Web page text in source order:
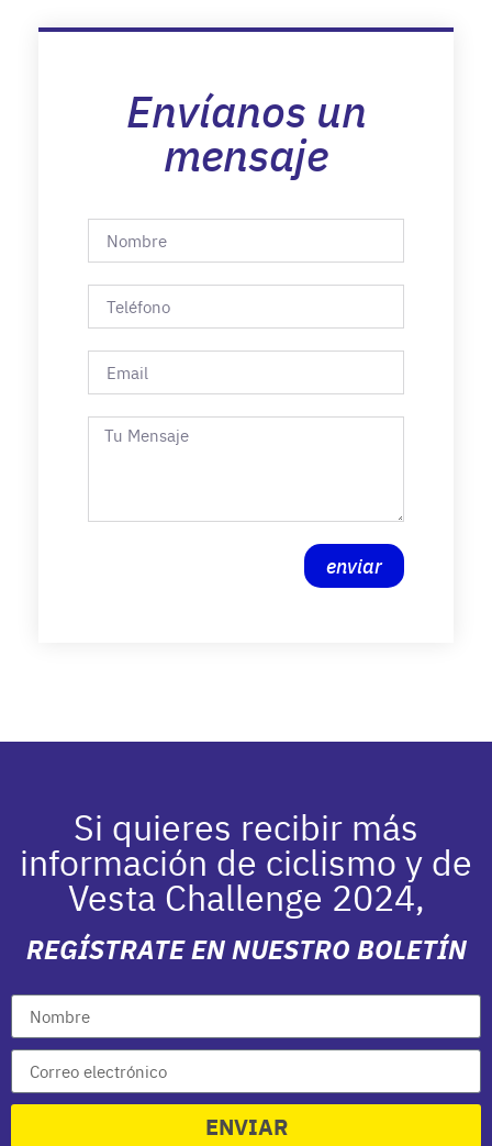
Envíanos un
mensaje
enviar
Si quieres recibir más
información de ciclismo y de
Vesta Challenge 2024,
REGÍSTRATE EN NUESTRO BOLETÍN
ENVIAR